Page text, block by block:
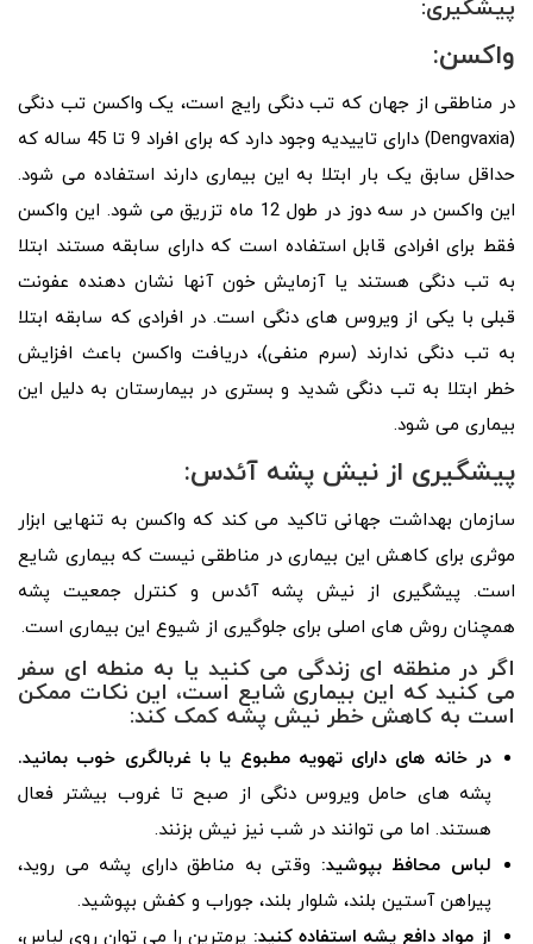
پیشگیری:
واکسن:
در مناطقی از جهان که تب دنگی رایج است، یک واکسن تب دنگی
(Dengvaxia) دارای تاییدیه وجود دارد که برای افراد 9 تا 45 ساله که
حداقل سابق یک بار ابتلا به این بیماری دارند استفاده می شود.
این واکسن در سه دوز در طول 12 ماه تزریق می شود. این واکسن
فقط برای افرادی قابل استفاده است که دارای سابقه مستند ابتلا
به تب دنگی هستند یا آزمایش خون آنها نشان دهنده عفونت
قبلی با یکی از ویروس های دنگی است. در افرادی که سابقه ابتلا
به تب دنگی ندارند (سرم منفی)، دریافت واکسن باعث افزایش
خطر ابتلا به تب دنگی شدید و بستری در بیمارستان به دلیل این
بیماری می شود.
پیشگیری از نیش پشه آئدس:
سازمان بهداشت جهانی تاکید می کند که واکسن به تنهایی ابزار
موثری برای کاهش این بیماری در مناطقی نیست که بیماری شایع
است. پیشگیری از نیش پشه آئدس و کنترل جمعیت پشه
همچنان روش های اصلی برای جلوگیری از شیوع این بیماری است.
اگر در منطقه ای زندگی می کنید یا به منطه ای سفر
می کنید که این بیماری شایع است، این نکات ممکن
است به کاهش خطر نیش پشه کمک کند:
در خانه های دارای تهویه مطبوع یا با غربالگری خوب بمانید.
پشه های حامل ویروس دنگی از صبح تا غروب بیشتر فعال
هستند. اما می توانند در شب نیز نیش بزنند.
لباس محافظ بپوشید: وقتی به مناطق دارای پشه می روید،
پیراهن آستین بلند، شلوار بلند، جوراب و کفش بپوشید.
از مواد دافع پشه استفاده کنید: پرمترین را می توان روی لباس،